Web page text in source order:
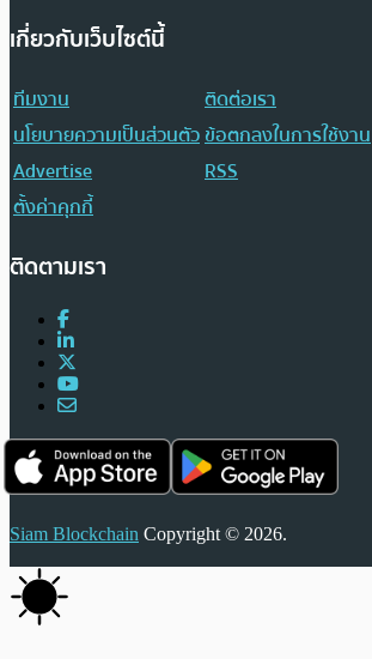
เกี่ยวกับเว็บไซต์นี้
ทีมงาน
ติดต่อเรา
นโยบายความเป็นส่วนตัวข้อตกลงในการใช้งาน
Advertise
RSS
ตั้งค่าคุกกี้
ติดตามเรา
Siam Blockchain Copyright © 2026.